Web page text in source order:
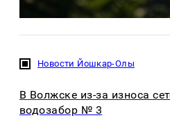
Новости Йошкар-Олы
В Волжске из-за износа
водозабор № 3